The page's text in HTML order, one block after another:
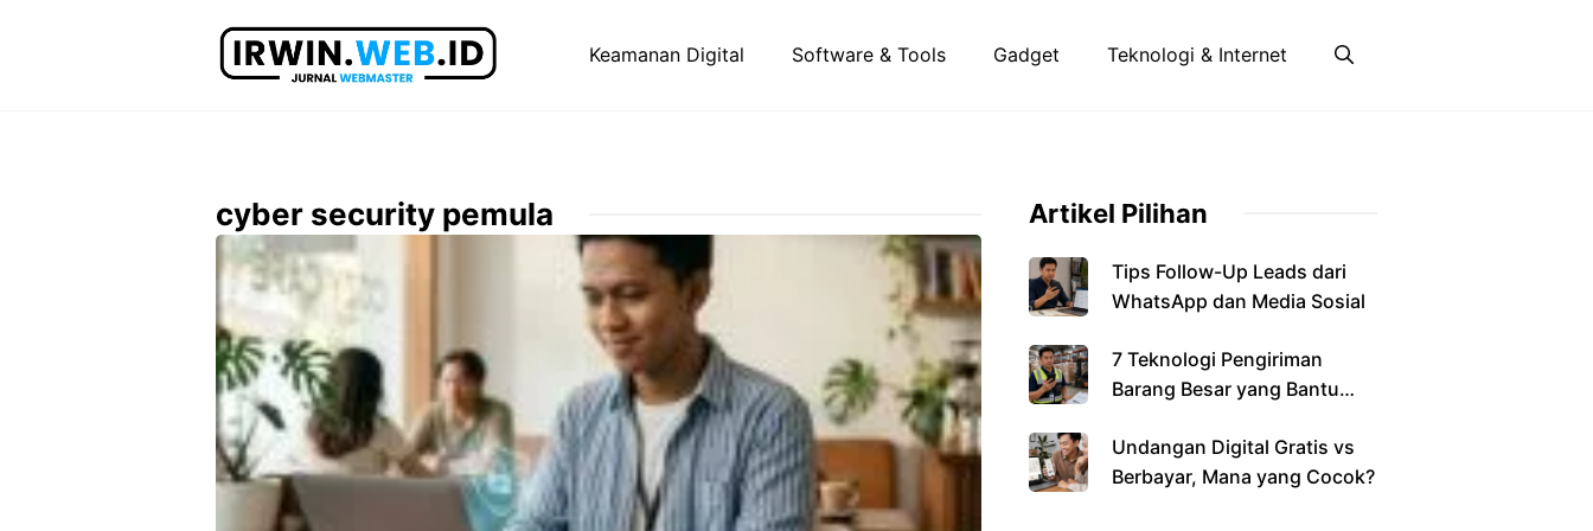
Keamanan Digital Software & Tools Gadget Teknologi & Internet
cyber security pemula Artikel Pilihan
Tips Follow-Up Leads dari
WhatsApp dan Media Sosial
7 Teknologi Pengiriman
Barang Besar yang Bantu
Undangan Digital Gratis vs
Berbayar, Mana yang Cocok?